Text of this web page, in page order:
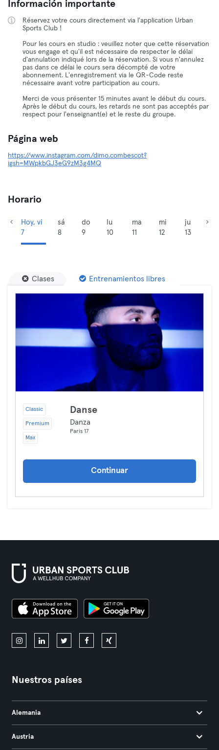
Información importante
Réservez votre cours directement via l'application Urban
Sports Club !
Pour les cours en studio : veuillez noter que cette réservation
vous engage et qu'il est nécessaire de respecter le délai
d'annulation indiqué lors de la réservation. Si vous n'annulez
pas dans ce délai le cours sera décompté de votre
abonnement. L'enregistrement via le QR-Code reste
nécessaire avant votre participation au cours.
Merci de vous présenter 15 minutes avant le début du cours.
Après le début du cours, les retards ne sont pas acceptés par
respect pour l'enseignant(e) et le reste du groupe.
Página web
https://www.instagram.com/dimo.combescot?
igsh=MWpkbGJ3eG9zM3g4MQ
Horario
Hoy, vi
7
sá
8
do
9
lu
10
ma
11
mi
12
ju
13
Clases Entrenamientos libres
Classic
Premium
Max
Danse
Danza
Paris 17
Continuar
Nuestros países
Alemania
Austria